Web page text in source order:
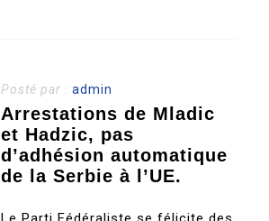
Posté par :admin
Arrestations de Mladic
et Hadzic, pas
d’adhésion automatique
de la Serbie à l’UE.